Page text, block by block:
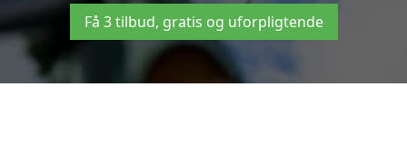
Få 3 tilbud, gratis og uforpligtende